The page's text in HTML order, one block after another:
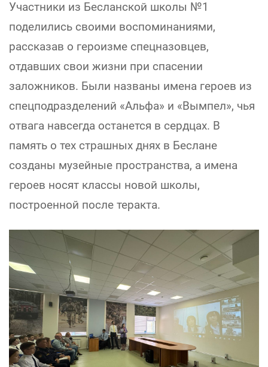
Участники из Бесланской школы №1
поделились своими воспоминаниями,
рассказав о героизме спецназовцев,
отдавших свои жизни при спасении
заложников. Были названы имена героев из
спецподразделений «Альфа» и «Вымпел», чья
отвага навсегда останется в сердцах. В
память о тех страшных днях в Беслане
созданы музейные пространства, а имена
героев носят классы новой школы,
построенной после теракта.